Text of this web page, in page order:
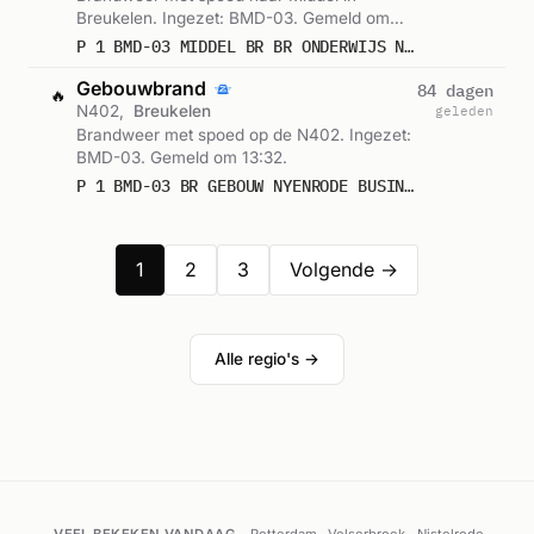
Breukelen. Ingezet: BMD-03. Gemeld om
13:52.
P 1 BMD-03 MIDDEL BR BR ONDERWIJS NIEUW NIJENRODE BREUKELEN 092869
🔥 Gebouwbrand
N402,
Breukelen
Brandweer met spoed op de N402. Ingezet:
BMD-03. Gemeld om 13:32.
P 1 BMD-03 BR GEBOUW NYENRODE BUSINESS UNIVERSITEIT N402 - STRAATWEG BREUKELEN 093631
84 dagen
geleden
1 2 3 Volgende →
Alle regio's →